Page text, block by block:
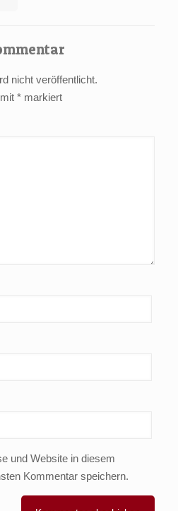
nicht veröffentlicht.
* markiert
und Website in diesem
Kommentar speichern.